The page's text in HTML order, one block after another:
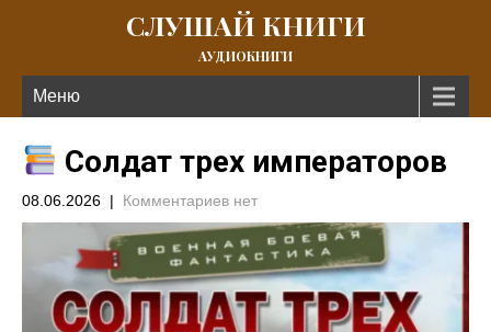
СЛУШАЙ КНИГИ
АУДИОКНИГИ
Меню
Солдат трех императоров
08.06.2026 | Комментариев нет